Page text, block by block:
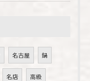
名古屋 鍋
名店 高級